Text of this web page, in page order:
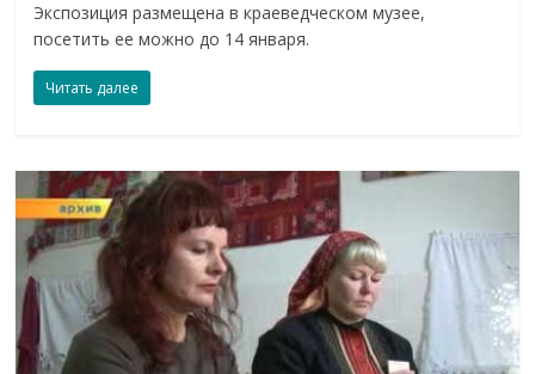
Экспозиция размещена в краеведческом музее,
посетить ее можно до 14 января.
Читать далее